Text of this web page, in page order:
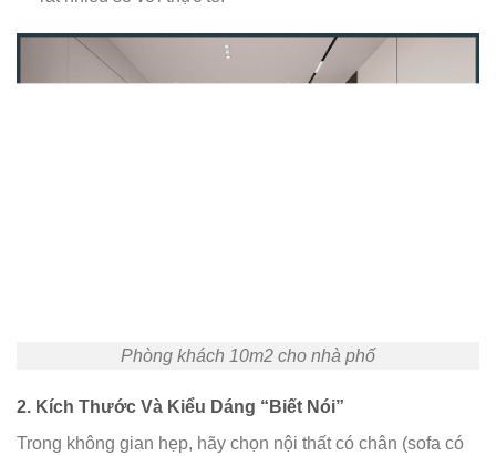
Phòng khách 10m2 cho nhà phố
2. Kích Thước Và Kiểu Dáng “Biết Nói”
Trong không gian hẹp, hãy chọn nội thất có chân (sofa có